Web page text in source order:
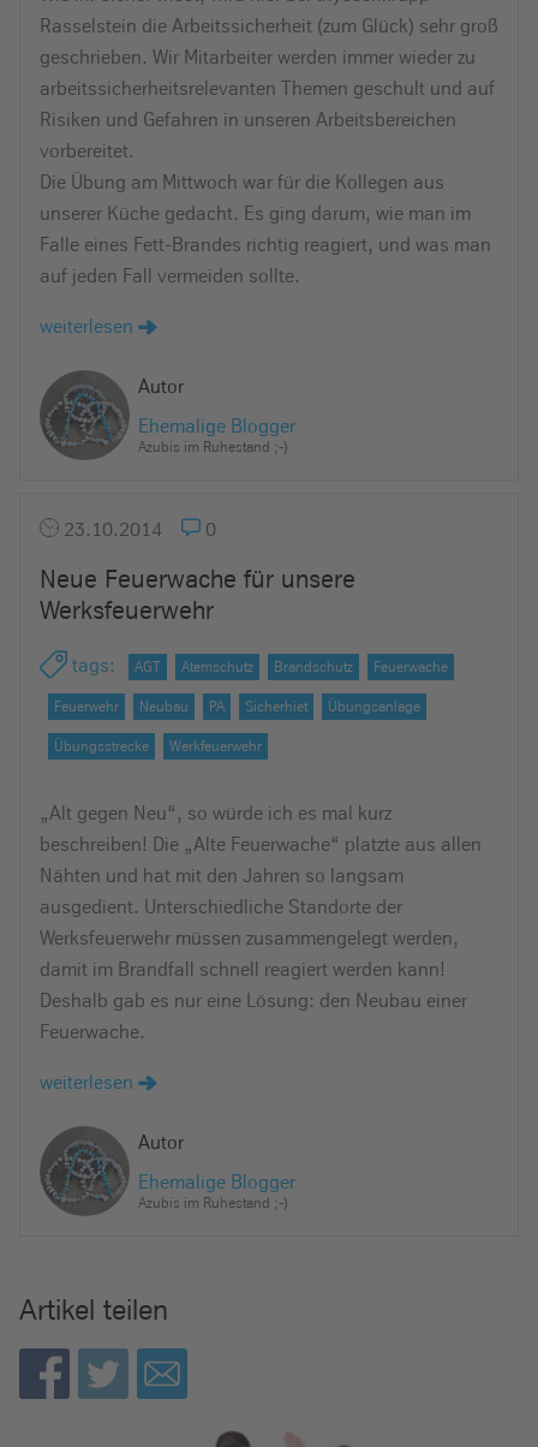
Rasselstein die Arbeitssicherheit (zum Glück) sehr groß
geschrieben. Wir Mitarbeiter werden immer wieder zu
arbeitssicherheitsrelevanten Themen geschult und auf
Risiken und Gefahren in unseren Arbeitsbereichen
vorbereitet.
Die Übung am Mittwoch war für die Kollegen aus
unserer Küche gedacht. Es ging darum, wie man im
Falle eines Fett-Brandes richtig reagiert, und was man
auf jeden Fall vermeiden sollte.
weiterlesen
Autor
Ehemalige Blogger
Azubis im Ruhestand ;-)
23.10.2014 0
Neue Feuerwache für unsere
Werksfeuerwehr
tags: AGT Atemschutz Brandschutz Feuerwache
Feuerwehr Neubau PA Sicherhiet Übungsanlage
Übungsstrecke Werkfeuerwehr
„Alt gegen Neu“, so würde ich es mal kurz
beschreiben! Die „Alte Feuerwache“ platzte aus allen
Nähten und hat mit den Jahren so langsam
ausgedient. Unterschiedliche Standorte der
Werksfeuerwehr müssen zusammengelegt werden,
damit im Brandfall schnell reagiert werden kann!
Deshalb gab es nur eine Lösung: den Neubau einer
Feuerwache.
weiterlesen
Autor
Ehemalige Blogger
Azubis im Ruhestand ;-)
Artikel teilen